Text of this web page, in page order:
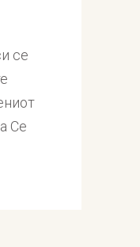
се
Се